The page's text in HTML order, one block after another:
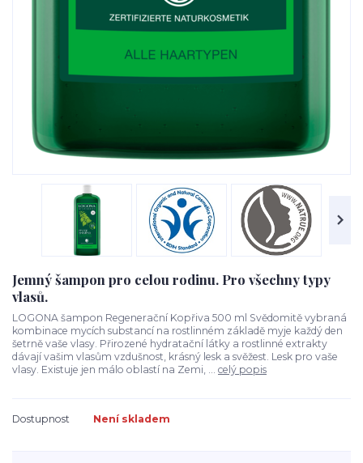
Jemný šampon pro celou rodinu. Pro všechny typy
vlasů.
LOGONA šampon Regenerační Kopřiva 500 ml Svědomitě vybraná
kombinace mycích substancí na rostlinném základě myje každý den
šetrně vaše vlasy. Přirozené hydratační látky a rostlinné extrakty
dávají vašim vlasům vzdušnost, krásný lesk a svěžest. Lesk pro vaše
vlasy. Existuje jen málo oblastí na Zemi, ... celý popis
Dostupnost Není skladem